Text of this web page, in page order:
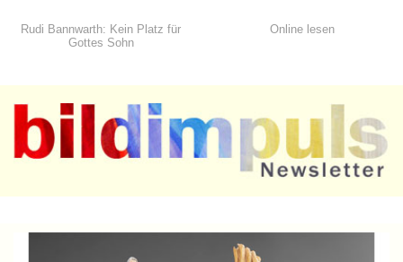
Rudi Bannwarth: Kein Platz für
Gottes Sohn
Online lesen